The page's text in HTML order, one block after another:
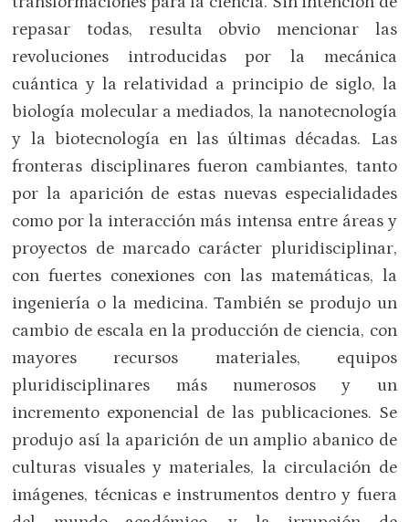
repasar todas, resulta obvio mencionar las
revoluciones introducidas por la mecánica
cuántica y la relatividad a principio de siglo, la
biología molecular a mediados, la nanotecnología
y la biotecnología en las últimas décadas. Las
fronteras disciplinares fueron cambiantes, tanto
por la aparición de estas nuevas especialidades
como por la interacción más intensa entre áreas y
proyectos de marcado carácter pluridisciplinar,
con fuertes conexiones con las matemáticas, la
ingeniería o la medicina. También se produjo un
cambio de escala en la producción de ciencia, con
mayores recursos materiales, equipos
pluridisciplinares más numerosos y un
incremento exponencial de las publicaciones. Se
produjo así la aparición de un amplio abanico de
culturas visuales y materiales, la circulación de
imágenes, técnicas e instrumentos dentro y fuera